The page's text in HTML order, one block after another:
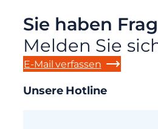
Sie haben
Melden Sie
E-Mail verfassen
Unsere Hotline